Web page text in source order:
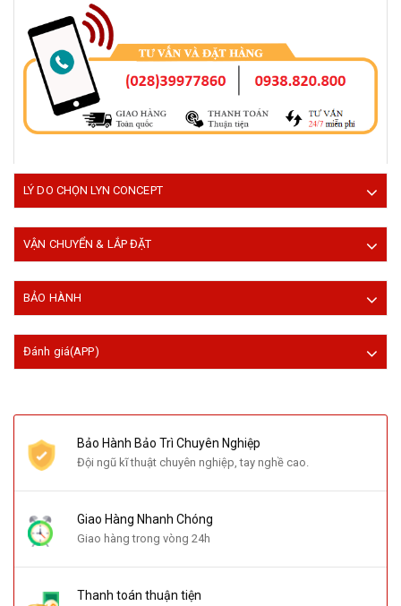
LÝ DO CHỌN LYN CONCEPT
VẬN CHUYỂN & LẮP ĐẶT
BẢO HÀNH
Đánh giá(APP)
Bảo Hành Bảo Trì Chuyên Nghiệp
Đội ngũ kĩ thuật chuyên nghiệp, tay nghề cao.
Giao Hàng Nhanh Chóng
Giao hàng trong vòng 24h
Thanh toán thuận tiện